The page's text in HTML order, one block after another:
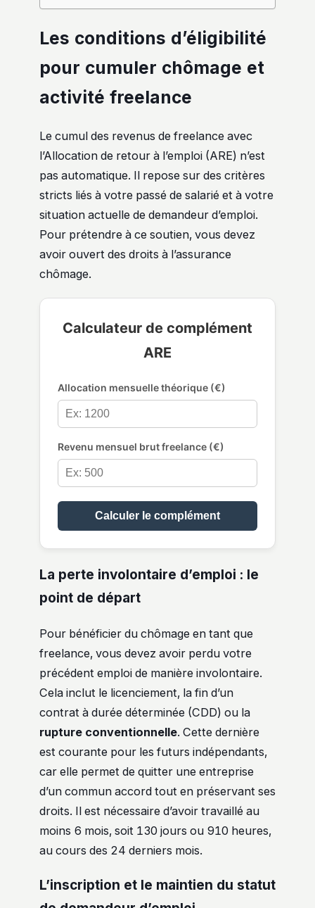
Les conditions d’éligibilité
pour cumuler chômage et
activité freelance
Le cumul des revenus de freelance avec
l’Allocation de retour à l’emploi (ARE) n’est
pas automatique. Il repose sur des critères
stricts liés à votre passé de salarié et à votre
situation actuelle de demandeur d’emploi.
Pour prétendre à ce soutien, vous devez
avoir ouvert des droits à l’assurance
chômage.
Calculateur de complément
ARE
Allocation mensuelle théorique (€)
Revenu mensuel brut freelance (€)
Calculer le complément
La perte involontaire d’emploi : le
point de départ
Pour bénéficier du chômage en tant que
freelance, vous devez avoir perdu votre
précédent emploi de manière involontaire.
Cela inclut le licenciement, la fin d’un
contrat à durée déterminée (CDD) ou la
rupture conventionnelle. Cette dernière
est courante pour les futurs indépendants,
car elle permet de quitter une entreprise
d’un commun accord tout en préservant ses
droits. Il est nécessaire d’avoir travaillé au
moins 6 mois, soit 130 jours ou 910 heures,
au cours des 24 derniers mois.
L’inscription et le maintien du statut